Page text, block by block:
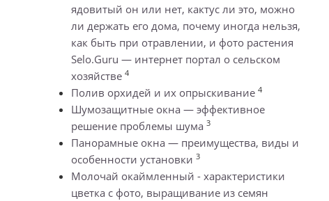
ядовитый он или нет, кактус ли это, можно
ли держать его дома, почему иногда нельзя,
как быть при отравлении, и фото растения
Selo.Guru — интернет портал о сельском
хозяйстве 4
Полив орхидей и их опрыскивание 4
Шумозащитные окна — эффективное
решение проблемы шума 3
Панорамные окна — преимущества, виды и
особенности установки 3
Молочай окаймленный - характеристики
цветка с фото, выращивание из семян